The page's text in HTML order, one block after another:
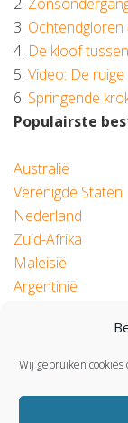
Wij gebruiken
3.
4. De kloof
5. Video: De
6. Springende
Populairste
Australië
Verenigde Staten
Nederland
Zuid-Afrika
Maleisië
Argentinië